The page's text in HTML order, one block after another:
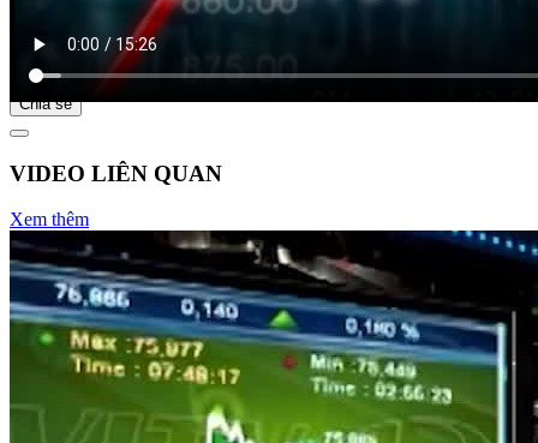
Bắt đầu tại
Chia sẻ
VIDEO LIÊN QUAN
Xem thêm